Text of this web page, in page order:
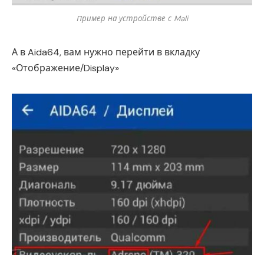
Пример на устройстве с Mali
А в Aida64, вам нужно перейти в вкладку
«Отображение/Display»